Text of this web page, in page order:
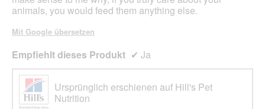
animals, you would feed them anything else.
Mit Google übersetzen
Empfiehlt dieses Produkt ✔ Ja
Ursprünglich erschienen auf Hill's Pet
Nutrition